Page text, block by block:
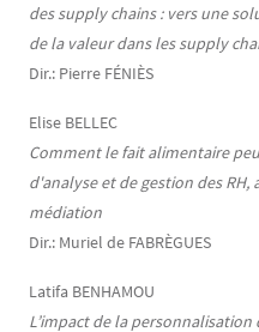
des supply chains : vers une
de la valeur dans les supply
Dir.: Pierre FÉNIÈS
Elise BELLEC
Comment le fait alimentaire
d'analyse et de gestion des
médiation
Dir.: Muriel de FABRÈGUES
Latifa BENHAMOU
L’impact de la